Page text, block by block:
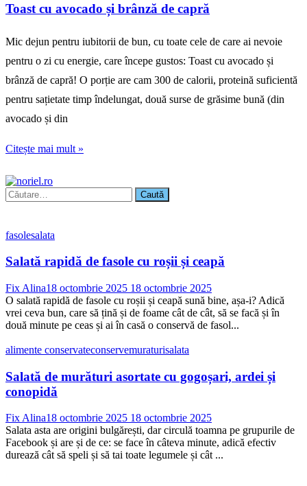
Toast cu avocado și brânză de capră
Mic dejun pentru iubitorii de bun, cu toate cele de care ai nevoie
pentru o zi cu energie, care începe gustos: Toast cu avocado și
brânză de capră! O porție are cam 300 de calorii, proteină suficientă
pentru sațietate timp îndelungat, două surse de grăsime bună (din
avocado și din
Citește mai mult »
Caută
după:
fasolesalata
Salată rapidă de fasole cu roșii și ceapă
Fix Alina18 octombrie 2025 18 octombrie 2025
O salată rapidă de fasole cu roșii și ceapă sună bine, așa-i? Adică
vrei ceva bun, care să țină și de foame cât de cât, să se facă și în
două minute pe ceas și ai în casă o conservă de fasol...
alimente conservateconservemuraturisalata
Salată de murături asortate cu gogoșari, ardei și
conopidă
Fix Alina18 octombrie 2025 18 octombrie 2025
Salata asta are origini bulgărești, dar circulă toamna pe grupurile de
Facebook și are și de ce: se face în câteva minute, adică efectiv
durează cât să speli și să tai toate legumele și cât ...